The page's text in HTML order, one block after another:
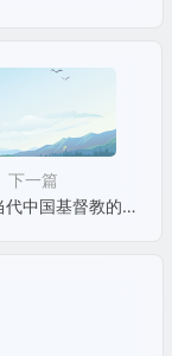
下一篇
李向平：当代中国基督教的发展格局及其特征